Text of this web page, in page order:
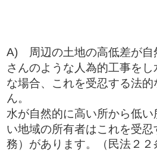
A) 周辺の土地の高低差が自
さんのような人為的工事をし
な場合、これを受忍する法
ん。
水が自然的に高い所から低
い地域の所有者はこれを受
務）があります。（民法２２